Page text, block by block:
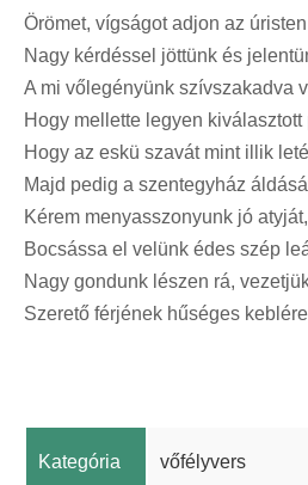
Örömet, vígságot adjon az úristen
Nagy kérdéssel jöttünk és
A mi vőlegényünk szívszakadva
Hogy mellette legyen kiválasztott
Hogy az eskü szavát mint illik
Majd pedig a szentegyház
Kérem menyasszonyunk jó
Bocsássa el velünk édes szép
Nagy gondunk lészen rá,
Szerető férjének hűséges
Kategória vőfélyvers